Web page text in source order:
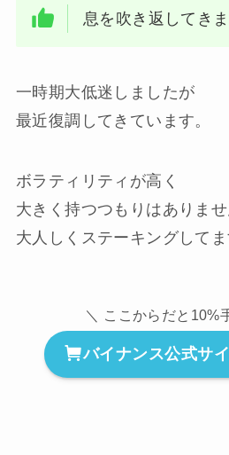
息を吹き返してき
一時期大低迷しましたが
最近復調してきています。
ボラティリティが高く
大きく持つつもりはありませ
大人しくステーキングしてま
＼ ここからだと10%
バイナンス公式サ